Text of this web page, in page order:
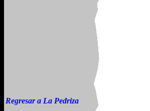
Regresar a La Pedriza